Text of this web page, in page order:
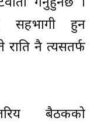
सहभागी हुन
राति नै त्यसतर्फ
बैठकको